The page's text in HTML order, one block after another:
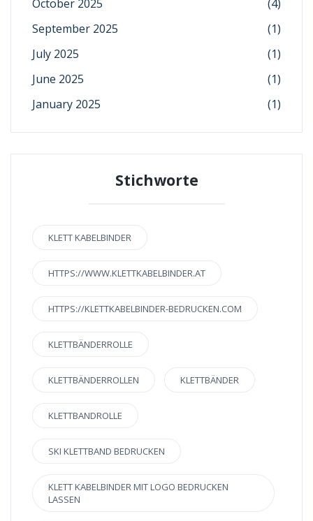
October 2025
(4)
September 2025
(1)
July 2025
(1)
June 2025
(1)
January 2025
(1)
Stichworte
KLETT KABELBINDER
HTTPS://WWW.KLETTKABELBINDER.AT
HTTPS://KLETTKABELBINDER-BEDRUCKEN.COM
KLETTBÄNDERROLLE
KLETTBÄNDERROLLEN KLETTBÄNDER
KLETTBANDROLLE
SKI KLETTBAND BEDRUCKEN
KLETT KABELBINDER MIT LOGO BEDRUCKEN
LASSEN